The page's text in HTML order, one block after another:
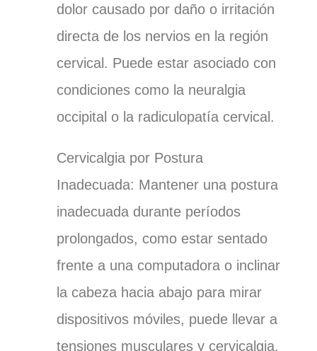
dolor causado por daño o irritación
directa de los nervios en la región
cervical. Puede estar asociado con
condiciones como la neuralgia
occipital o la radiculopatía cervical.
Cervicalgia por Postura
Inadecuada: Mantener una postura
inadecuada durante períodos
prolongados, como estar sentado
frente a una computadora o inclinar
la cabeza hacia abajo para mirar
dispositivos móviles, puede llevar a
tensiones musculares y cervicalgia.